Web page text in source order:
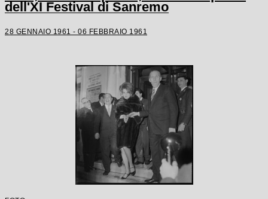
dell'XI Festival di Sanremo
28 GENNAIO 1961 - 06 FEBBRAIO 1961